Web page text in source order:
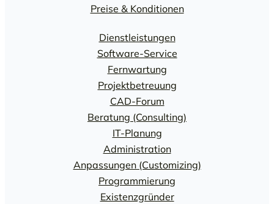
Preise & Konditionen
Dienstleistungen
Software-Service
Fernwartung
Projektbetreuung
CAD-Forum
Beratung (Consulting)
IT-Planung
Administration
Anpassungen (Customizing)
Programmierung
Existenzgründer